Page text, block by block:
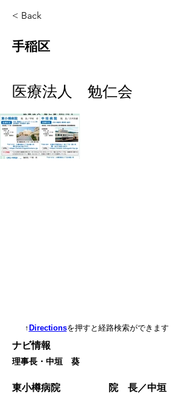
< Back
手稲区
医療法人 勉仁会
↑ Directionsを押すと経路検索ができます
ナビ情報
理事長・中垣　葵
東小樽病院		院　長／中垣